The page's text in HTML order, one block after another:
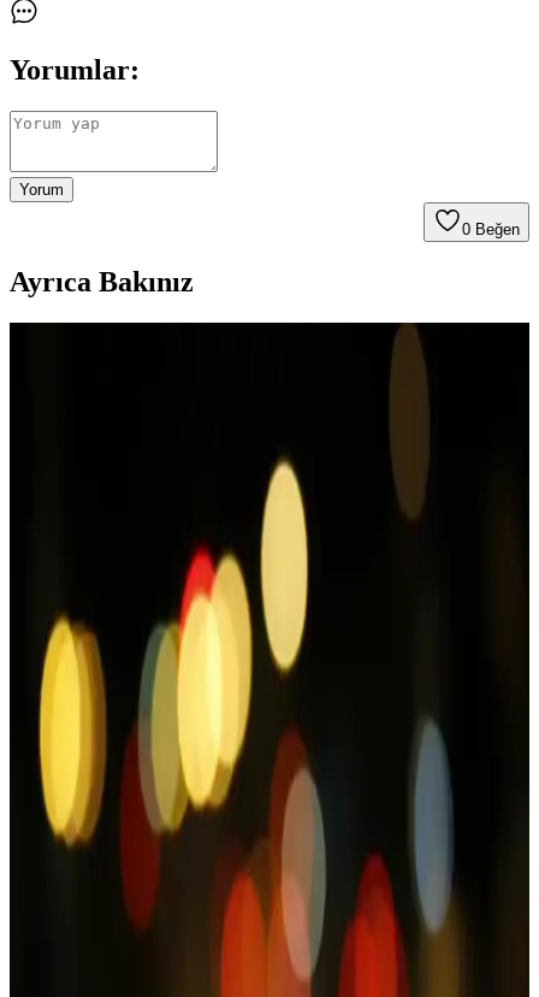
Yorumlar:
Yorum
0 Beğen
Ayrıca Bakınız
Avene Termal Su ve Nemlendirici Ürünleri ile Cilt
uygun olup, yatıştırıcı ve nemlendirici özellikleriyle cilt sağlığını
destekler, düzenli kullanımda etkili sonuçlar sağlar.
Avene Güneş Koruyucu Ürünleri: Hafif ve Cilt
Dostu UV Koruma Seçenekleri
Avene güneş koruyucu ürünleri, hafif yapılarıyla hassas ciltlere
uygun, doğal ve etkili UV koruması sağlar, günlük kullanımda
rahatlık sunar.
Avene Cleanance Matlaştırıcı Temizleme Jeli: Yağlı
ve Akne Eğilimli Ciltler İçin Derinlemesine Temizlik
Avene Cleanance Matlaştırıcı Temizleme Jeli, yağlı ve akne eğilimli
ciltler için özel formüle edilmiştir. Salisilik asit içerir, derinlemesine
temizlik sağlar, ferahlatıcı his bırakır ve ciltteki fazla yağı kontrol
altına alır.
Avene Güneş Koruyucu Ürünleri ve Yüksek
Koruma Seviyesi Hakkında Bilgi
Avene'nin yüksek koruma faktörlü güneş koruyucu ürünleri, UV
ışınlarına karşı etkili ve cilt dostu formülleriyle güneş altında güvenle